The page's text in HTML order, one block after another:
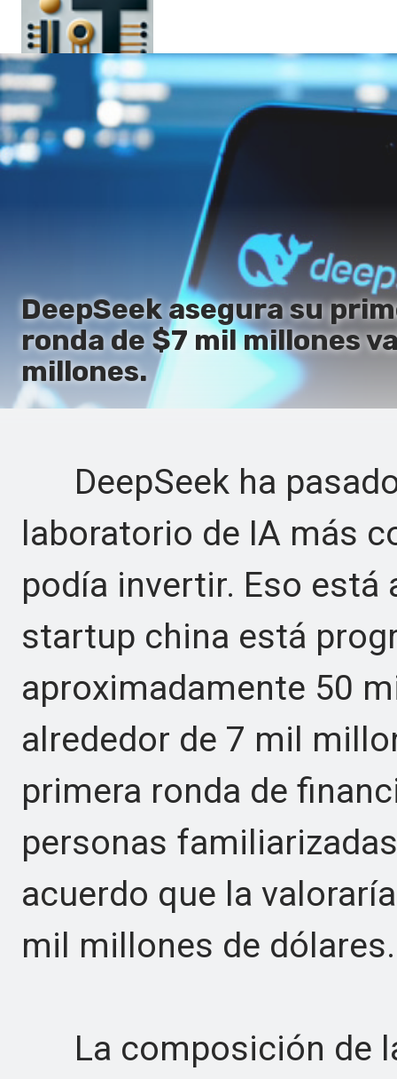
Principal
En
Es
DeepSeek asegura su
ronda de $7 mil millones
millones.
DeepSeek ha
laboratorio de IA más
podía invertir. Eso está
startup china está
aproximadamente 50
alrededor de 7 mil
primera ronda de
personas
acuerdo que la
mil millones de dólares.
La composición de